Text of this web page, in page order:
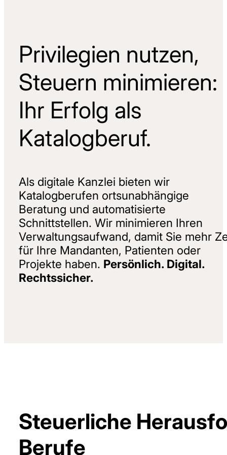
Privilegien nutzen,
Steuern minimieren:
Ihr Erfolg als
Katalogberuf.
Als digitale Kanzlei bieten wir
Katalogberufen ortsunabhängige
Beratung und automatisierte
Schnittstellen. Wir minimieren Ihren
Verwaltungsaufwand, damit Sie mehr
für Ihre Mandanten, Patienten oder
Projekte haben. Persönlich. Digital.
Rechtssicher.
Steuerliche
Berufe